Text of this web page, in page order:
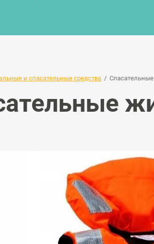
и спасательные средства /